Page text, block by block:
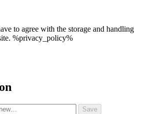
to agree with the storage and handling
%privacy_policy%